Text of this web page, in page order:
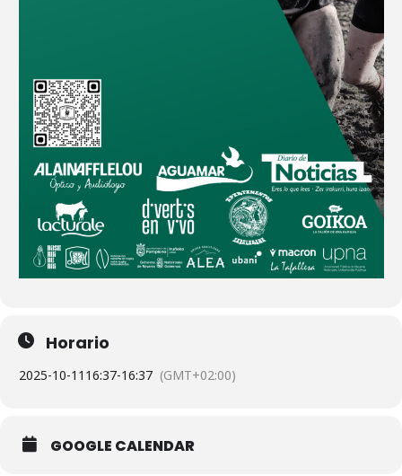
Horario
2025-10-11 16:37-16:37 (GMT+02:00)
GOOGLE CALENDAR